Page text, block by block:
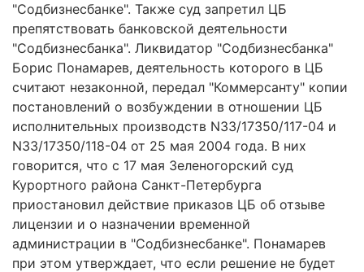
"Содбизнесбанке". Также суд запретил ЦБ
препятствовать банковской деятельности
"Содбизнесбанка". Ликвидатор "Содбизнесбанка"
Борис Понамарев, деятельность которого в ЦБ
считают незаконной, передал "Коммерсанту" копии
постановлений о возбуждении в отношении ЦБ
исполнительных производств N33/17350/117-04 и
N33/17350/118-04 от 25 мая 2004 года. В них
говорится, что с 17 мая Зеленогорский суд
Курортного района Санкт-Петербурга
приостановил действие приказов ЦБ об отзыве
лицензии и о назначении временной
администрации в "Содбизнесбанке". Понамарев
при этом утверждает, что если решение не будет